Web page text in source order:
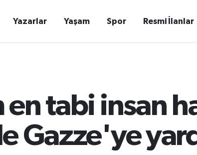
Yazarlar Yaşam Spor Resmi İlanlar
tabi insan
Gazze'ye